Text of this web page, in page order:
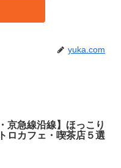
yuka.com
京急線沿線】ほっこり
ロカフェ・喫茶店５選